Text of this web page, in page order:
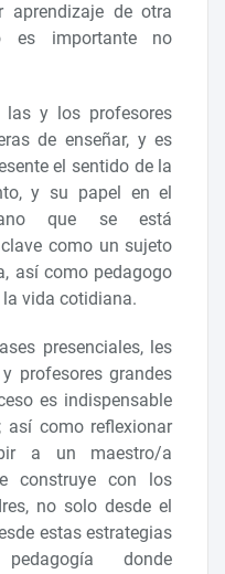
aprendizaje de otra
es importante no
las y los profesores
de enseñar, y es
el sentido de la
y su papel en el
que se está
como un sujeto
así como pedagogo
vida cotidiana.
presenciales, les
profesores grandes
es indispensable
como reflexionar
a un maestro/a
construye con los
no solo desde el
estas estrategias
donde